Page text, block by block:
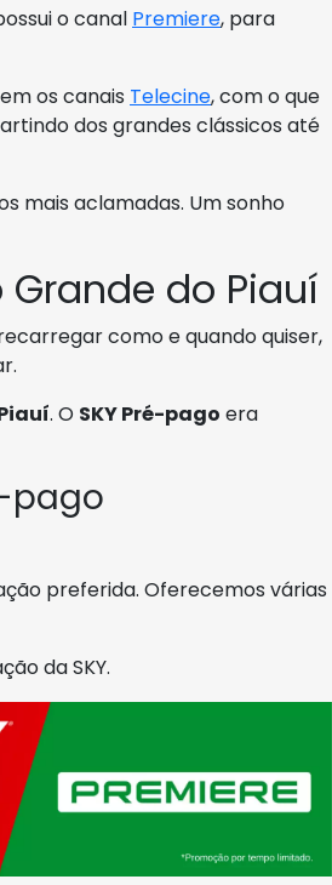
o canal Premiere, para
os canais Telecine, com o que
dos grandes clássicos até
mais aclamadas. Um sonho
do Piauí
como e quando quiser,
. O SKY Pré-pago era
pago
preferida. Oferecemos várias
da SKY.